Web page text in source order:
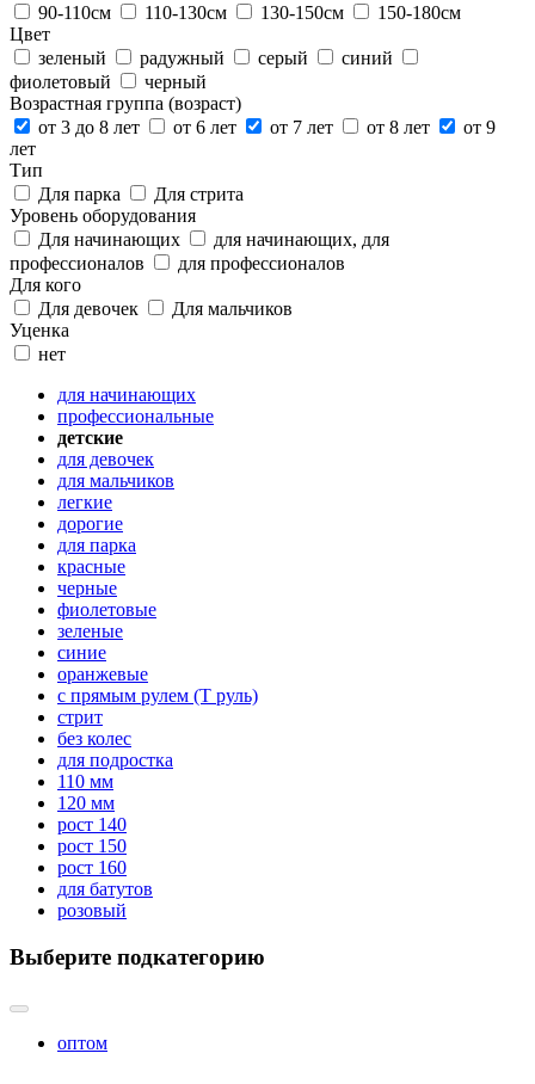
90-110см
110-130см 130-150см
150-180см
Цвет
зеленый
радужный серый
синий
фиолетовый
черный
Возрастная группа (возраст)
от 3 до 8 лет
от 6 лет от 7 лет от 8 лет
от 9
лет
Тип
Для парка
Для стрита
Уровень оборудования
Для начинающих
для начинающих, для
профессионалов
для профессионалов
Для кого
Для девочек
Для мальчиков
Уценка
нет
для начинающих
профессиональные
детские
для девочек
для мальчиков
легкие
дорогие
для парка
красные
черные
фиолетовые
зеленые
синие
оранжевые
с прямым рулем (Т руль)
стрит
без колес
для подростка
110 мм
120 мм
рост 140
рост 150
рост 160
для батутов
розовый
Выберите подкатегорию
оптом